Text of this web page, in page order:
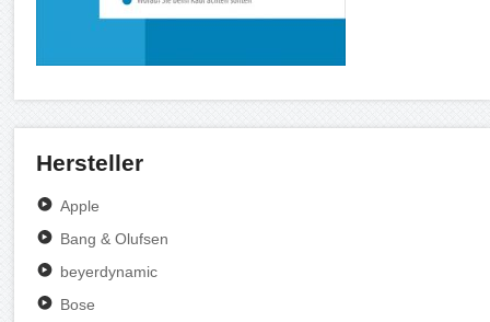
Hersteller
Apple
Bang & Olufsen
beyerdynamic
Bose